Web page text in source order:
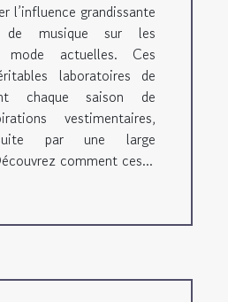
l’influence grandissante
de musique sur les
mode actuelles. Ces
laboratoires de
chaque saison de
vestimentaires,
par une large
comment ces...